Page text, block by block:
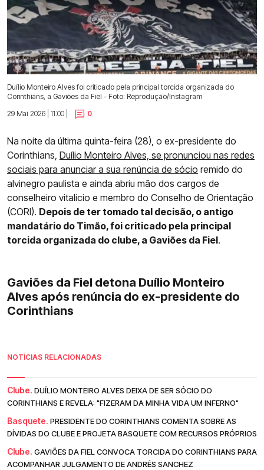
Duílio Monteiro Alves foi criticado pela principal torcida organizada do
Corinthians, a Gaviões da Fiel - Foto: Reprodução/Instagram
29 Mai 2026 | 11:00 |
0
Na noite da última quinta-feira (28), o ex-presidente do
Corinthians, Duílio Monteiro Alves, se pronunciou nas redes
sociais para anunciar a sua renúncia de sócio remido do
alvinegro paulista e ainda abriu mão dos cargos de
conselheiro vitalício e membro do Conselho de Orientação
(CORI). Depois de ter tomado tal decisão, o antigo
mandatário do Timão, foi criticado pela principal
torcida organizada do clube, a Gaviões da Fiel.
Gaviões da Fiel detona Duílio Monteiro
Alves após renúncia do ex-presidente do
Corinthians
NOTÍCIAS RELACIONADAS
Clube. DUÍLIO MONTEIRO ALVES DEIXA DE SER SÓCIO DO
CORINTHIANS E REVELA: "FIZERAM DA MINHA VIDA UM INFERNO"
Basquete. PRESIDENTE DO CORINTHIANS COMENTA SOBRE AS
DÍVIDAS DO CLUBE E PROJETA BASQUETE COM RECURSOS PRÓPRIOS
Clube. GAVIÕES DA FIEL CONVOCA TORCIDA DO CORINTHIANS PARA
ACOMPANHAR JULGAMENTO DE ANDRÉS SANCHEZ